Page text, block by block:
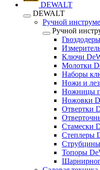
DEWALT
DEWALT
Ручной
Ручной
Ключи
Молотки
Наборы
Ножи и
Ножницы
Ножовки
Отвертки
Стамески
Степлеры
Топоры